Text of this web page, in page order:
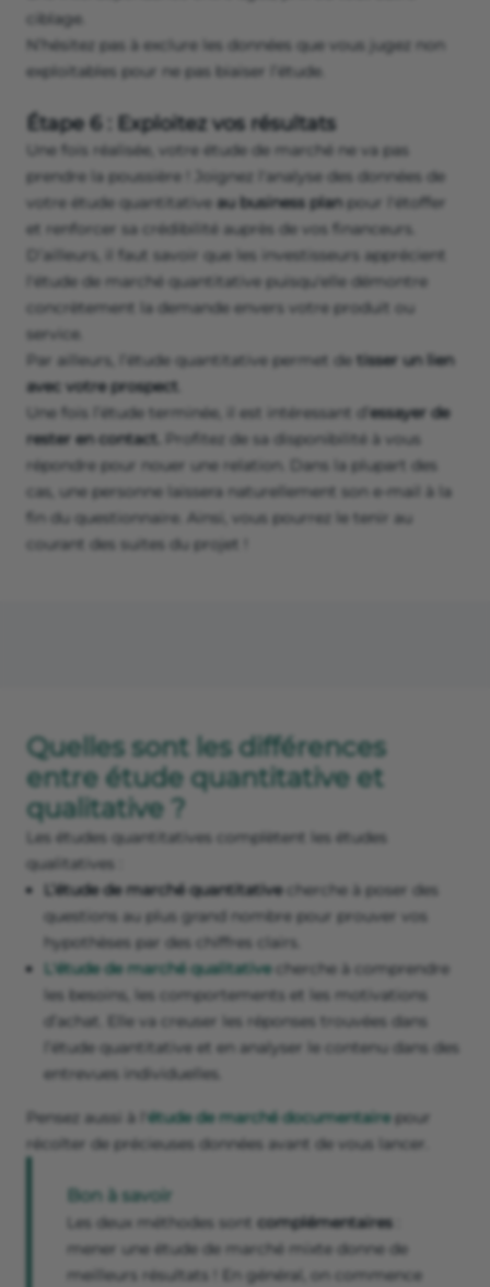
ciblage.
N’hésitez pas à exclure les données que vous jugez non
exploitables pour ne pas biaiser l’étude.
Étape 6 : Exploitez vos résultats
Une fois réalisée, votre étude de marché ne va pas
prendre la poussière ! Joignez l'analyse des données de
votre étude quantitative au business plan pour l'étoffer
et renforcer sa crédibilité auprès de vos financeurs.
D’ailleurs, il faut savoir que les investisseurs apprécient
l'étude de marché quantitative puisqu'elle démontre
concrètement la demande envers votre produit ou
service.
Par ailleurs, l’étude quantitative permet de tisser un lien
avec votre prospect
Une fois l’étude terminée, il est intéressant d’ essayer de
rester en contact.
Profitez de sa disponibilité à vous
répondre pour nouer une relation. Dans la plupart des
cas, une personne laissera naturellement son e-mail à la
fin du questionnaire. Ainsi, vous pourrez le tenir au
courant des suites du projet !
Quelles sont les différences
entre étude quantitative et
qualitative ?
Les études quantitatives complètent les études
qualitatives :
L’étude de marché quantitative
cherche à poser des
questions au plus grand nombre pour prouver vos
hypothèses par des chiffres clairs.
L'étude de marché qualitativecherche à comprendre
les besoins, les comportements et les motivations
d’achat. Elle va creuser les réponses trouvées dans
l’étude quantitative et en analyser le contenu dans des
entrevues individuelles.
Pensez aussi à l' étude de marché documentairepour
récolter de précieuses données avant de vous lancer.
Bon à savoir
Les deux méthodes sont complémentaires
mener une étude de marché mixte donne de
meilleurs résultats ! En général, on commence